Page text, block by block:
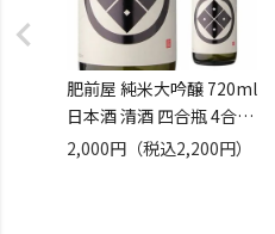
肥前屋 純米大吟醸 720ml
日本酒 清酒 四合瓶 4合瓶
佐賀県 光武酒造 [長S]
2,000円 （税込2,200円）